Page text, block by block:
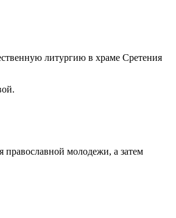
литургию в храме Сретения
молодежи, а затем